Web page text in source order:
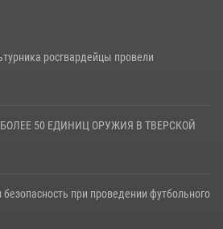
росгвардейцы провели
50 ЕДИНИЦ ОРУЖИЯ В ТВЕРСКОЙ
при проведении футбольного